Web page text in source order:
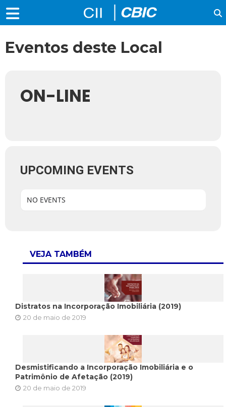
Eventos deste Local
ON-LINE
UPCOMING EVENTS
NO EVENTS
VEJA TAMBÉM
Distratos na Incorporação Imobiliária (2019)
20 de maio de 2019
Desmistificando a Incorporação Imobiliária e o
Patrimônio de Afetação (2019)
20 de maio de 2019